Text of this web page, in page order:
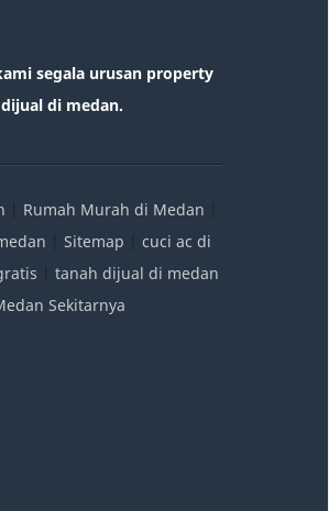
segala urusan property
di medan.
Rumah Murah di Medan
Sitemap
cuci ac di
tanah dijual di medan
Sekitarnya